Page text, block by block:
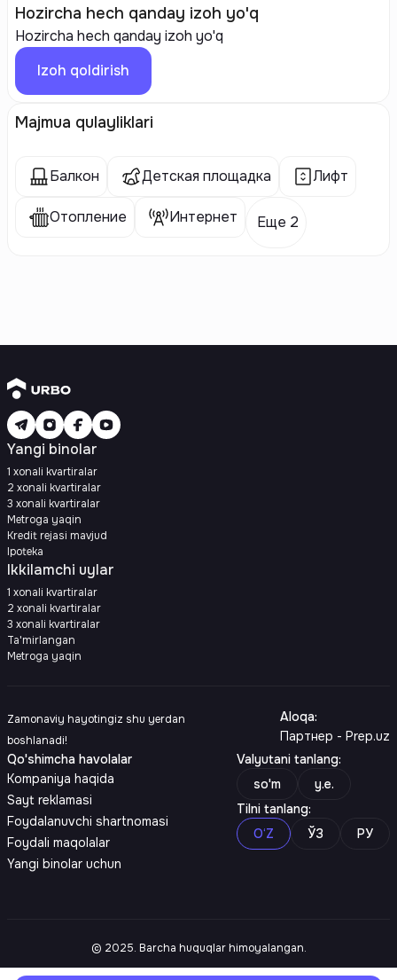
Hozircha hech qanday izoh yo'q
Hozircha hech qanday izoh yo'q
Izoh qoldirish
Majmua qulayliklari
Балкон Детская площадка Лифт
Отопление Интернет Еще 2
Yangi binolar
1 xonali kvartiralar
2 xonali kvartiralar
3 xonali kvartiralar
Metroga yaqin
Kredit rejasi mavjud
Ipoteka
Ikkilamchi uylar
1 xonali kvartiralar
2 xonali kvartiralar
3 xonali kvartiralar
Ta'mirlangan
Metroga yaqin
Zamonaviy hayotingiz shu yerdan
boshlanadi!
Aloqa:
Партнер - Prep.uz
Qo'shimcha havolalar
Kompaniya haqida
Sayt reklamasi
Foydalanuvchi shartnomasi
Foydali maqolalar
Yangi binolar uchun
Valyutani tanlang:
so'm
y.e.
Tilni tanlang:
O‘Z
ЎЗ РУ
© 2025. Barcha huquqlar himoyalangan.